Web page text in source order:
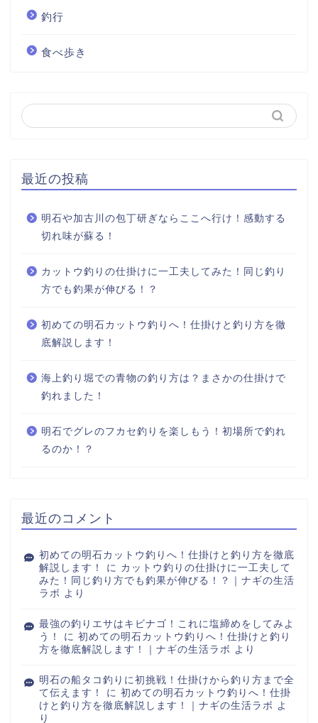
釣行
食べ歩き
最近の投稿
明石や加古川の包丁研ぎならここへ行け！感動する
切れ味が蘇る！
カットウ釣りの仕掛けに一工夫してみた！同じ釣り
方でも釣果が伸びる！？
初めての明石カットウ釣りへ！仕掛けと釣り方を徹
底解説します！
海上釣り堀での青物の釣り方は？まさかの仕掛けで
釣れました！
明石でグレのフカセ釣りを楽しもう！初場所で釣れ
るのか！？
最近のコメント
初めての明石カットウ釣りへ！仕掛けと釣り方を徹底
解説します！
に カットウ釣りの仕掛けに一工夫して
みた！同じ釣り方でも釣果が伸びる！？｜ナギの生活
ラボ より
最強の釣りエサはキビナゴ！これに塩締めをしてみよ
う！
に 初めての明石カットウ釣りへ！仕掛けと釣り
方を徹底解説します！｜ナギの生活ラボ より
明石の船タコ釣りに初挑戦！仕掛けから釣り方まで全
て伝えます！
に 初めての明石カットウ釣りへ！仕掛
けと釣り方を徹底解説します！｜ナギの生活ラボ よ
り